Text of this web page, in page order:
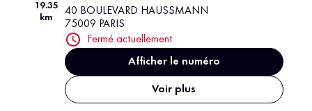
19.35
km
40 BOULEVARD HAUSSMANN
75009 PARIS
Fermé actuellement
Afficher le numéro
Voir plus